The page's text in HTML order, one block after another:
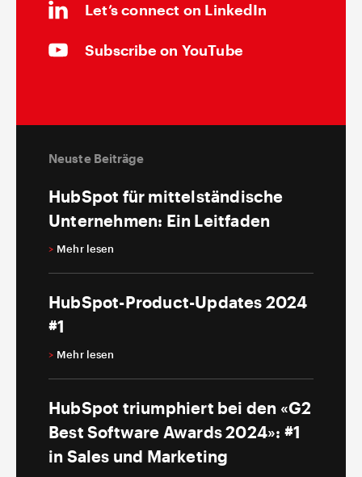
Let’s connect on LinkedIn
Subscribe on YouTube
Neuste Beiträge
HubSpot für mittelständische
Unternehmen: Ein Leitfaden
> Mehr lesen
HubSpot-Product-Updates 2024
#1
> Mehr lesen
HubSpot triumphiert bei den «G2
Best Software Awards 2024»: #1
in Sales und Marketing